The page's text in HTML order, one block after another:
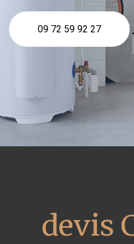
09 72 59 92 27
devis